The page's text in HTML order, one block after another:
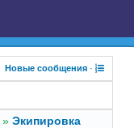
Новые сообщения ·
» Экипировка